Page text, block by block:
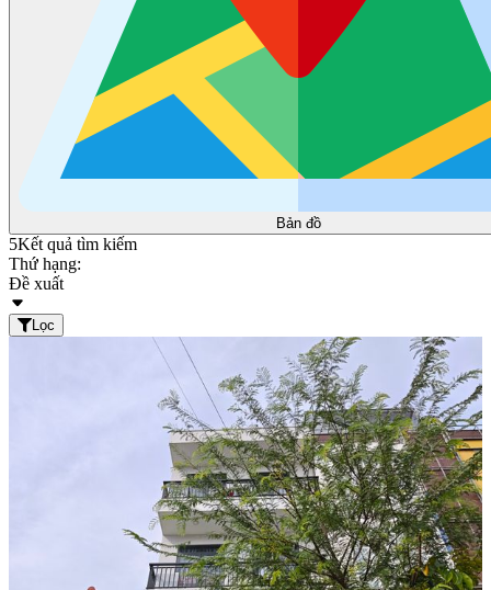
Bản đồ
5Kết quả tìm kiếm
Thứ hạng:
Đề xuất
Lọc